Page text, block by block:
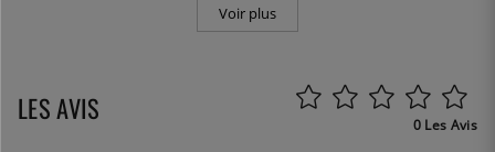
Voir plus
LES AVIS 0 Les Avis